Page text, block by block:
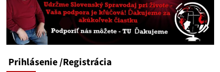
Prihlásenie/Registrácia